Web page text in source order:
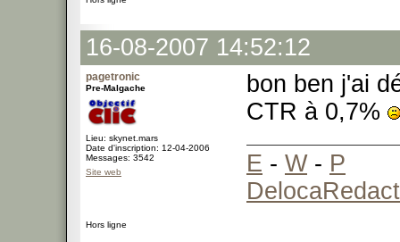
16-08-2007 14:52:12
pagetronic
Pre-Malgache
Lieu: skynet.mars
Date d'inscription: 12-04-2006
Messages: 3542
Site web
bon ben j'ai
CTR à 0,7%
E - W- P
Hors ligne